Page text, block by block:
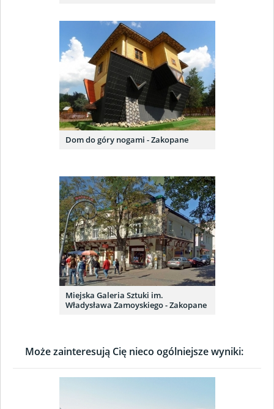
Dom do góry nogami - Zakopane
Miejska Galeria Sztuki im.
Władysława Zamoyskiego - Zakopane
Może zainteresują Cię nieco ogólniejsze wyniki: